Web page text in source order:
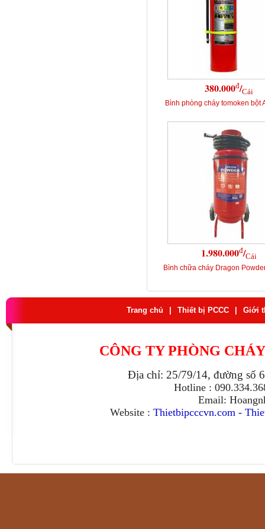
380.000đ/Cái
Bình phòng cháy tomoken bột
1.980.000đ/Cái
Bình chữa cháy Dragon
Trang chủ Thiết bị PCCC Giới
CÔNG TY PHÒNG
Địa chỉ: 25/79/14, đường số
Hotline :
Email:
Website : Thietbipcccvn.com -